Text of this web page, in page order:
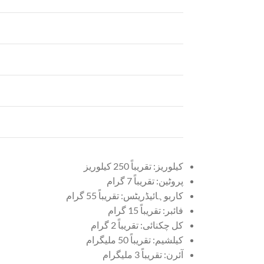
کیلوریز: تقریباً 250 کیلوریز
پروٹین: تقریباً 7 گرام
کاربوہائیڈریٹس: تقریباً 55 گرام
فائبر: تقریباً 15 گرام
کل چکنائی: تقریباً 2 گرام
کیلشیم: تقریباً 50 ملیگرام
آئرن: تقریباً 3 ملیگرام